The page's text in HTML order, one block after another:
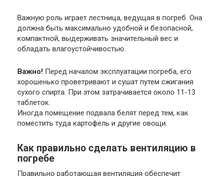
Важную роль играет лестница, ведущая в погреб. Она
должна быть максимально удобной и безопасной,
компактной, выдерживать значительный вес и
обладать влагоустойчивостью.
Важно! Перед началом эксплуатации погреба, его
хорошенько проветривают и сушат путем сжигания
сухого спирта. При этом затрачивается около 11-13
таблеток.
Иногда помещение подвала белят перед тем, как
поместить туда картофель и другие овощи.
Как правильно сделать вентиляцию в
погребе
Правильно работающая вентиляция обеспечит